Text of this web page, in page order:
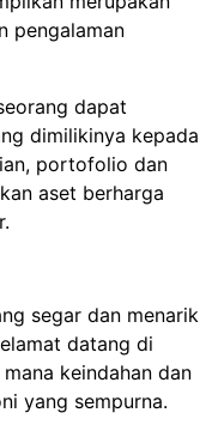
pengalaman
dapat
dimilikinya kepada
portofolio dan
aset berharga
segar dan menarik
datang di
keindahan dan
yang sempurna.